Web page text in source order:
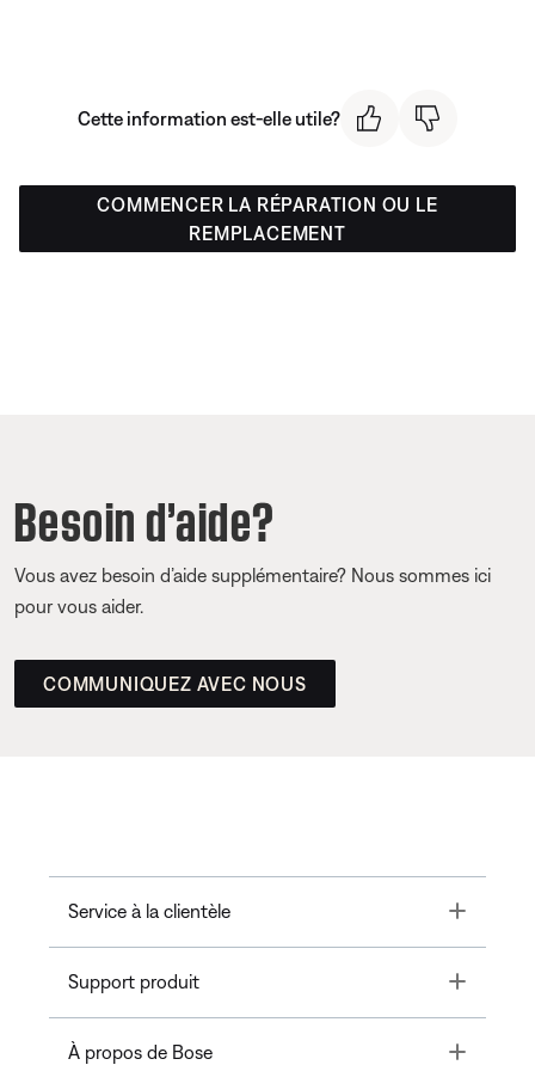
Cette information est-elle utile?
COMMENCER LA RÉPARATION OU LE
REMPLACEMENT
Besoin d’aide?
Vous avez besoin d’aide supplémentaire? Nous sommes ici
pour vous aider.
COMMUNIQUEZ AVEC NOUS
Service à la clientèle Toggle
Support produit Toggle
À propos de Bose Toggle